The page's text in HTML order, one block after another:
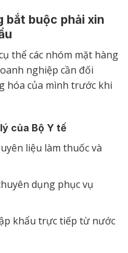
bắt buộc phải xin
thể các nhóm mặt hàng
nghiệp cần đối
hóa của mình trước khi
của Bộ Y tế
liệu làm thuốc và
dụng phục vụ
khẩu trực tiếp từ nước